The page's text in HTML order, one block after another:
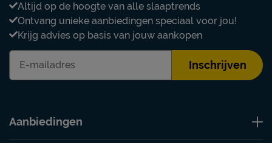
Altijd op de hoogte van alle slaaptrends
Ontvang unieke aanbiedingen speciaal voor jou!
Krijg advies op basis van jouw aankopen
Inschrijven
Aanbiedingen